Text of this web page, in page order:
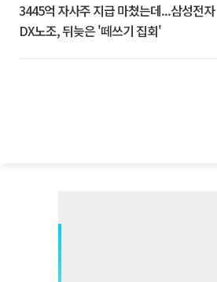
3445억 자사주 지급 마쳤는데...삼성전자
DX노조, 뒤늦은 '떼쓰기 집회'